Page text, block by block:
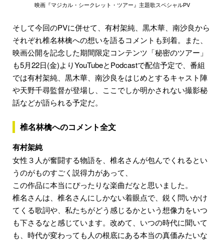
映画『マジカル・シークレット・ツアー』主題歌スペシャルPV
そして今回のPVに併せて、有村架純、黒木華、南沙良から
それぞれ椎名林檎への想いを語るコメントも到着。また、
映画公開を記念した期間限定コンテンツ「秘密のツアー」
も5月22日(金)よりYouTubeとPodcastで配信予定で、番組
では有村架純、黒木華、南沙良をはじめとするキャスト陣
や天野千尋監督が登場し、ここでしか明かされない撮影秘
話などが語られる予定だ。
椎名林檎へのコメント全文
有村架純
女性３人が奮闘する物語を、椎名さんが包んでくれるとい
うのがものすごく説得力があって、
この作品に本当にぴったりな楽曲だなと思いました。
椎名さんは、椎名さんにしかない着眼点で、鋭く問いかけ
てくる歌詞や、私たちがどう感じるかという想像力をいつ
も下さるなと感じています。改めて、いつの時代に聞いて
も、時代が変わっても人の根底にある本当の真価みたいな